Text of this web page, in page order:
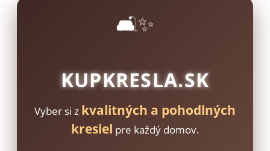
🛋️✨
KUPKRESLA.SK
Vyber si z kvalitných a pohodlných
kresiel pre každý domov.